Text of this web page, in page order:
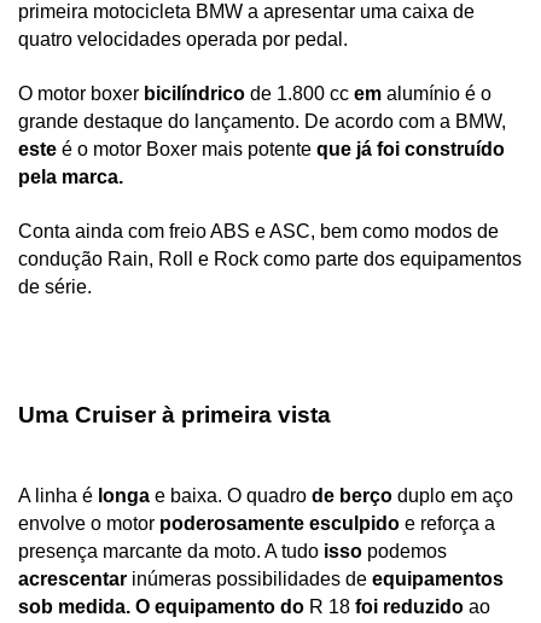
primeira motocicleta BMW a apresentar uma caixa de
quatro velocidades operada por pedal.
O motor boxer bicilíndrico de 1.800 cc em alumínio é o
este é o motor Boxer mais potente que já foi construído
pela marca.
Conta ainda com freio ABS e ASC, bem como modos de
condução Rain, Roll e Rock como parte dos equipamentos
de série.
Uma Cruiser à primeira vista
A linha é longa e baixa. O quadro de berço duplo em aço
envolve o motor poderosamente esculpido e reforça a
presença marcante da moto. A tudo isso
acrescentar inúmeras possibilidades de equipamentos
sob medida. O equipamento do R 18 foi reduzido